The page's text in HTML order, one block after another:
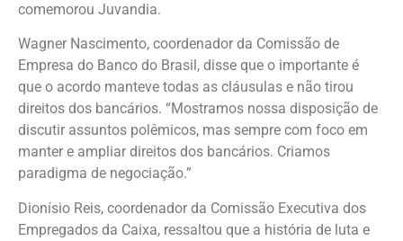
comemorou Juvandia.
Wagner Nascimento, coordenador da Comissão de
Empresa do Banco do Brasil, disse que o importante é
que o acordo manteve todas as cláusulas e não tirou
direitos dos bancários. “Mostramos nossa disposição de
discutir assuntos polêmicos, mas sempre com foco em
manter e ampliar direitos dos bancários. Criamos
paradigma de negociação.”
Dionísio Reis, coordenador da Comissão Executiva dos
Empregados da Caixa, ressaltou que a história de luta e